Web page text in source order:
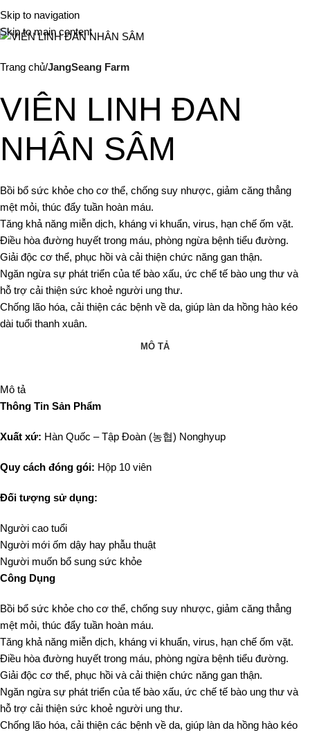
Skip to navigation
Skip to main content
Trang chủ JangSeang Farm
VIÊN LINH ĐAN
NHÂN SÂM
Bồi bổ sức khỏe cho cơ thể, chống suy nhược, giảm căng thẳng
mệt mỏi, thúc đẩy tuần hoàn máu.
Tăng khả năng miễn dịch, kháng vi khuẩn, virus, hạn chế ốm vặt.
Điều hòa đường huyết trong máu, phòng ngừa bệnh tiểu đường.
Giải độc cơ thể, phục hồi và cải thiện chức năng gan thận.
Ngăn ngừa sự phát triển của tế bào xấu, ức chế tế bào ung thư và
hỗ trợ cải thiện sức khoẻ người ung thư.
Chống lão hóa, cải thiện các bệnh về da, giúp làn da hồng hào kéo
dài tuổi thanh xuân.
MÔ TẢ
Mô tả
Thông Tin Sản Phẩm
Xuất xứ: Hàn Quốc – Tập Đoàn (농협) Nonghyup
Quy cách đóng gói: Hộp 10 viên
Đối tượng sử dụng:
Người cao tuổi
Người mới ốm dậy hay phẫu thuật
Người muốn bổ sung sức khỏe
Công Dụng
Bồi bổ sức khỏe cho cơ thể, chống suy nhược, giảm căng thẳng
mệt mỏi, thúc đẩy tuần hoàn máu.
Tăng khả năng miễn dịch, kháng vi khuẩn, virus, hạn chế ốm vặt.
Điều hòa đường huyết trong máu, phòng ngừa bệnh tiểu đường.
Giải độc cơ thể, phục hồi và cải thiện chức năng gan thận.
Ngăn ngừa sự phát triển của tế bào xấu, ức chế tế bào ung thư và
hỗ trợ cải thiện sức khoẻ người ung thư.
Chống lão hóa, cải thiện các bệnh về da, giúp làn da hồng hào kéo